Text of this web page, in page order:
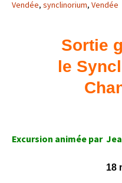
Vendée, synclinorium, Vendée
Sortie
le
Excursion animée par
18